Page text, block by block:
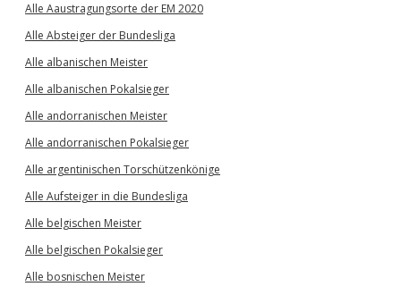
Alle Aaustragungsorte der EM 2020
Alle Absteiger der Bundesliga
Alle albanischen Meister
Alle albanischen Pokalsieger
Alle andorranischen Meister
Alle andorranischen Pokalsieger
Alle argentinischen Torschützenkönige
Alle Aufsteiger in die Bundesliga
Alle belgischen Meister
Alle belgischen Pokalsieger
Alle bosnischen Meister